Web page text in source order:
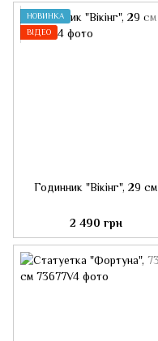
НОВИНКА
ВІДЕО
Годинник "Вікінг", 29 см
2 490 грн